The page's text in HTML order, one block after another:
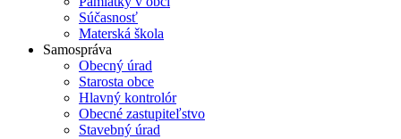
Súčasnosť
Materská škola
Samospráva
Obecný úrad
Starosta obce
Hlavný kontrolór
Obecné zastupiteľstvo
Stavebný úrad